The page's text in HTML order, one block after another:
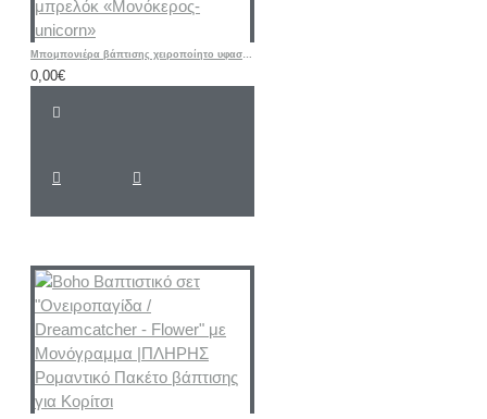
Μπομπονιέρα βάπτισης χειροποίητο υφασμάτινο μπρελόκ «Μονόκερος-unicorn»
0,00€